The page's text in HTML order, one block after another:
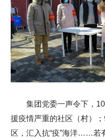
集团党委一声令下，
援疫情严重的社区（村）
区，汇入抗“疫”海洋……若